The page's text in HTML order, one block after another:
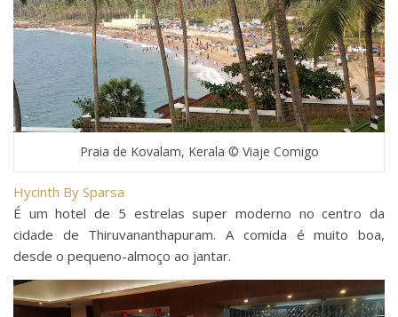
Praia de Kovalam, Kerala © Viaje Comigo
Hycinth By Sparsa
É um hotel de 5 estrelas super moderno no centro da
cidade de Thiruvananthapuram. A comida é muito boa,
desde o pequeno-almoço ao jantar.